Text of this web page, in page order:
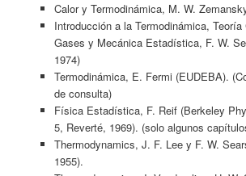
Calor y Termodinámica, M. W.
Introducción a la Termodinámica,
Gases y Mecánica Estadística, F. W.
1974)
Termodinámica, E. Fermi (EUDEBA).
de consulta)
Física Estadística, F. Reif (Berkeley
5, Reverté, 1969). (solo algunos
Thermodynamics, J. F. Lee y F. W.
1955).